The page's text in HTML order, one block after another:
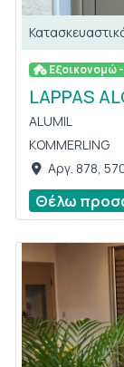
Εξοικονομώ
LAPPAS
ALUMIL
KOMMERLING
Αργ. 878,
Θέλω